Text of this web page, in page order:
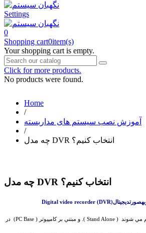
Settings
0
Shopping cart0item(s)
Your shopping cart is empty.
Click for more products.
No products were found.
Home
/
آموزش نصب سیستم های مداربسته
/
چه مدل DVR انتخاب کنیم؟
چه مدل DVR انتخاب کنیم؟
بهصورتديجيتال(Digital video recorder (DVR